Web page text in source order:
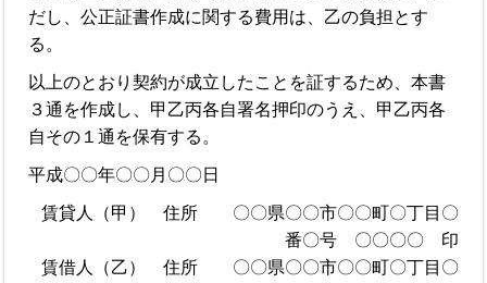
だし、公正証書作成に関する費用は、乙の負担とす
る。
以上のとおり契約が成立したことを証するため、本書
３通を作成し、甲乙丙各自署名押印のうえ、甲乙丙各
自その１通を保有する。
平成〇〇年〇〇月〇〇日
賃貸人（甲） 住所 〇〇県〇〇市〇〇町〇丁目〇
番〇号 〇〇〇〇 印
賃借人（乙） 住所 〇〇県〇〇市〇〇町〇丁目〇